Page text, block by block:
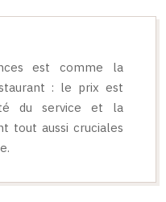
est comme la
: le prix est
du service et la
tout aussi cruciales